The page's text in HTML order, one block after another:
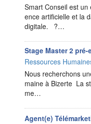
Smart Conseil est un
ence artificielle et la
digitale. ?…
Stage Master 2
Ressources
Nous recherchons
maine à Bizerte La
me…
Agent(e)